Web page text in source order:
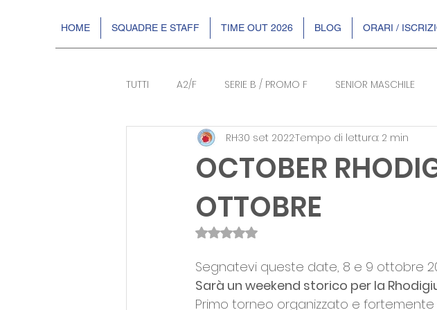
HOME SQUADRE E STAFF TIME OUT 2026 BLOG ORARI /
TUTTI A2/F SERIE B / PROMO F SENIOR MASCHILE
EVENTI DR2 SERIE B/F
OCTOBER
OTTOBRE
RH30 set 2022Tempo di lettura: 2 min
Valutazione NaN stelle su 5.
Segnatevi queste date, 8 e 9 ottobre
Sarà un weekend storico per la
Primo torneo organizzato e